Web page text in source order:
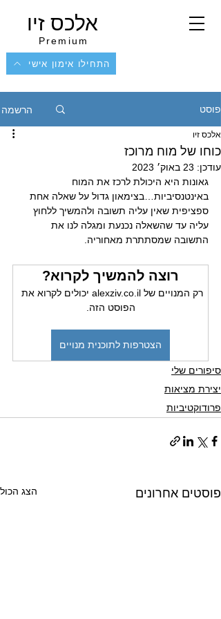
אלכס זיו
Premium
התחילו אימון אישי
פוסט הרשמה
כוחו של מוח מרוכז
אלכס זיו
עודכן: 23 באוק׳ 2023
גאונות היא היכולת לרכז את המוח
באינטנסיביות…בצימאון גדול על שאלה אחת
ספציפית שאין עליה תשובה ולהמשיך ללחוץ
עליה עד שהשאלה נכנעת ומגלה לנו את
התשובה שמסתתרת מאחוריה.
רוצה להמשיך לקרוא?
רק המנויים של alexziv.co.il יכולים לקרוא את
הפוסט הזה.
הצטרפות לתוכנית מנויים
סיפורים שלי
יצירת מציאות
פרודוקטיביות
פוסטים אחרונים הצג הכול